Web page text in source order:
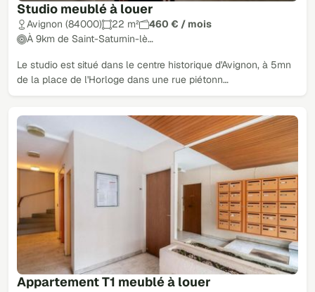
Studio meublé à louer
Avignon (84000) 22 m²
460 € / mois
À 9km de Saint-Saturnin-lè…
Le studio est situé dans le centre historique d'Avignon, à 5mn
de la place de l'Horloge dans une rue piétonn…
Appartement T1 meublé à louer